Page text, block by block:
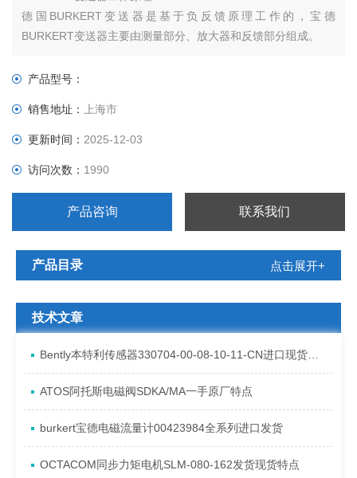
德国BURKERT变送器是基于负反馈原理工作的，宝德
BURKERT变送器主要由测量部分、放大器和反馈部分组成。
输入信号ZI（电压、电流、位移、作用力或力矩等信号）。
输入端。ZI与调零信号ZO的代数和同反
产品型号：
销售地址：上海市
更新时间：2025-12-03
访问次数： 1990
产品咨询 联系我们
产品目录 点击展开+
技术文章
Bently本特利传感器330704-00-08-10-11-CN进口现货资料
ATOS阿托斯电磁阀SDKA/MA一手原厂特点
burkert宝德电磁流量计00423984全系列进口发货
OCTACOM同步力矩电机SLM-080-162发货现货特点